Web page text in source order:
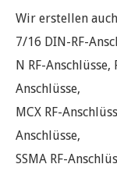
Wir erstellen
7/16 DIN-RF-
N RF-Anschlüsse,
Anschlüsse,
MCX RF-
Anschlüsse,
SSMA RF-